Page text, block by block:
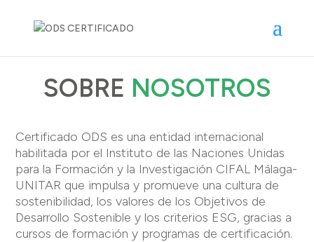
SOBRE NOSOTROS
Certificado ODS es una entidad internacional
habilitada por el Instituto de las Naciones Unidas
para la Formación y la Investigación CIFAL Málaga-
UNITAR que impulsa y promueve una cultura de
sostenibilidad, los valores de los Objetivos de
Desarrollo Sostenible y los criterios ESG, gracias a
cursos de formación y programas de certificación.